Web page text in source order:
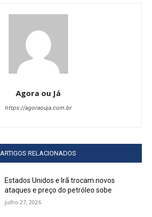
Agora ou Já
https://agoraouja.com.br
ARTIGOS RELACIONADOS
Estados Unidos e Irã trocam novos
ataques e preço do petróleo sobe
julho 27, 2026